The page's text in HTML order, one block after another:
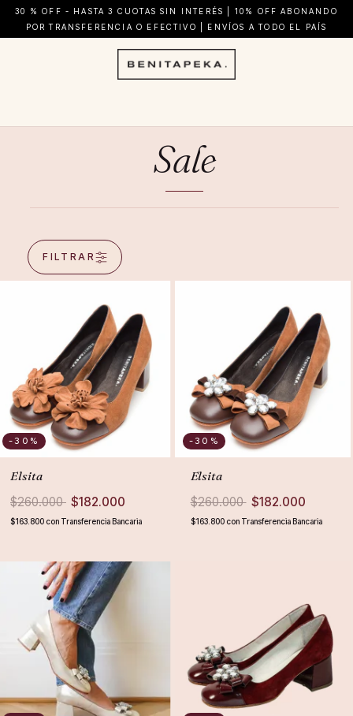
30 % OFF - HASTA 3 CUOTAS SIN INTERÉS | 10% OFF ABONANDO
POR TRANSFERENCIA O EFECTIVO | ENVÍOS A TODO EL PAÍS
Sale
FILTRAR
-30 %
Elsita
$260.000 $182.000
$163.800 con Transferencia Bancaria
-30 %
Elsita
$260.000 $182.000
$163.800 con Transferencia Bancaria